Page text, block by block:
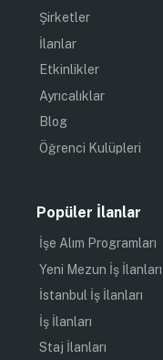
Şirketler
İlanlar
Etkinlikler
Ayrıcalıklar
Blog
Öğrenci Kulüpleri
Popüler İlanlar
İşe Alım Programları
Yeni Mezun İş İlanları
İstanbul İş İlanları
İş İlanları
Staj İlanları